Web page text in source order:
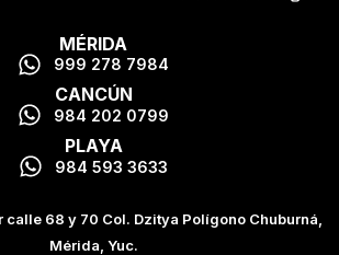
MÉRIDA
999 278 7984
CANCÚN
984 202 0799
PLAYA
984 593 3633
calle 68 y 70 Col. Dzitya Polígono Chuburná,
Mérida, Yuc.